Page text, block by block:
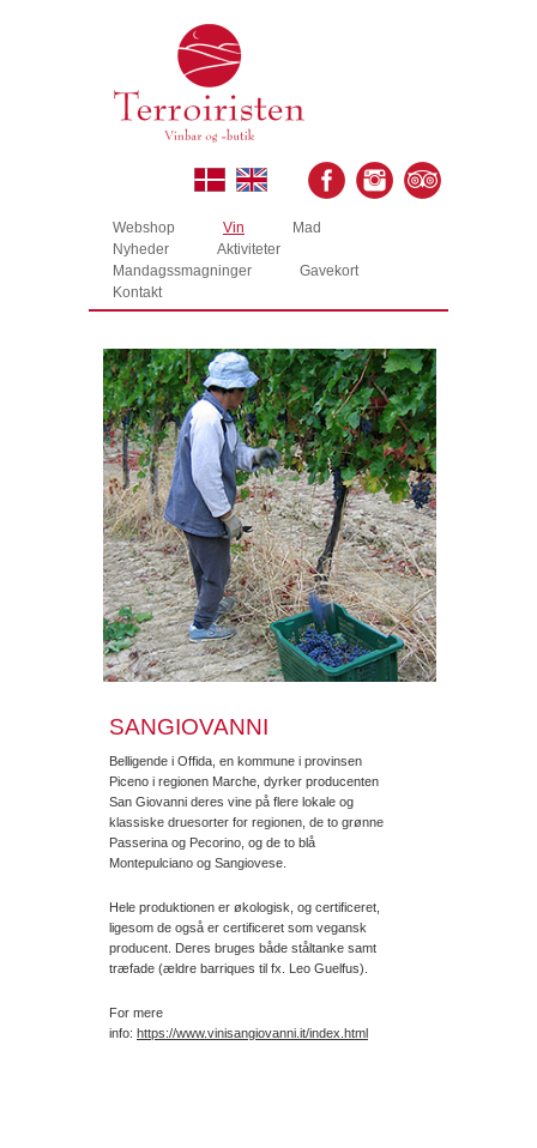
Webshop Vin
Mad
Nyheder
Aktiviteter
Mandagssmagninger
Gavekort
Kontakt
SANGIOVANNI
Belligende i Offida, en kommune i provinsen
Piceno i regionen Marche, dyrker producenten
San Giovanni deres vine på flere lokale og
klassiske druesorter for regionen, de to grønne
Passerina og Pecorino, og de to blå
Montepulciano og Sangiovese.
Hele produktionen er økologisk, og certificeret,
ligesom de også er certificeret som vegansk
producent. Deres bruges både ståltanke samt
træfade (ældre barriques til fx. Leo Guelfus).
For mere
info: https://www.vinisangiovanni.it/index.html